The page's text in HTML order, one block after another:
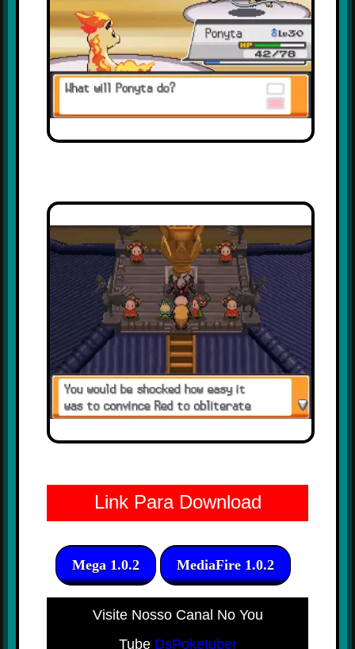
Link Para Download
Mega 1.0.2 MediaFire 1.0.2
Visite Nosso Canal No You
Tube DsPoketuber